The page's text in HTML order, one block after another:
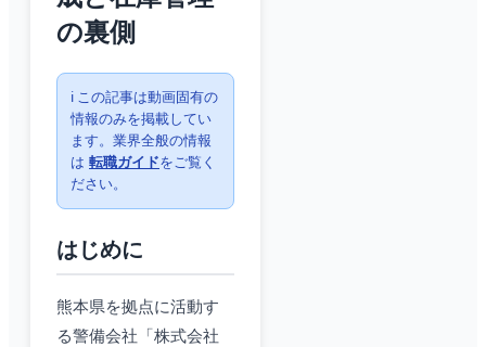
の裏側
ℹ️ この記事は動画固有の
情報のみを掲載してい
ます。業界全般の情報
は 転職ガイドをご覧く
ださい。
はじめに
熊本県を拠点に活動す
る警備会社「株式会社